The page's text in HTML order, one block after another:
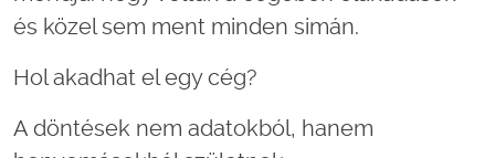
és közel sem ment minden simán.
Hol akadhat el egy cég?
A döntések nem adatokból, hanem